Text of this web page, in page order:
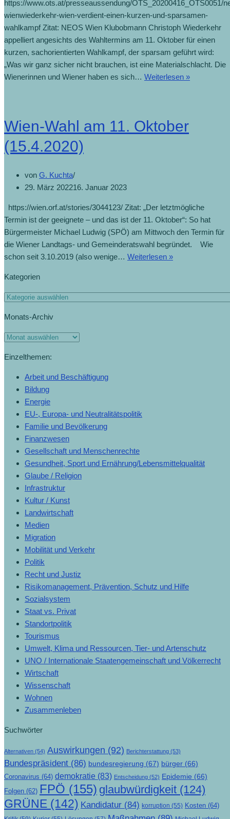
https://www.ots.at/presseaussendung/OTS_20200416_OTS0051/
wienwiederkehr-wien-verdient-einen-kurzen-und-sparsamen-
wahlkampf Zitat: NEOS Wien Klubobmann Christoph Wiederkehr
appelliert angesichts des Wahltermins am 11. Oktober für einen
kurzen, sachorientierten Wahlkampf, der sparsam geführt wird:
„Was wir ganz sicher nicht brauchen, ist eine Materialschlacht. Die
Wienerinnen und Wiener haben es sich… Weiterlesen »
Wien-Wahl am 11. Oktober
(15.4.2020)
von G. Kuchta
29. März 202216. Januar 2023
https://wien.orf.at/stories/3044123/ Zitat: „Der letztmögliche
Termin ist der geeignete – und das ist der 11. Oktober“: So hat
Bürgermeister Michael Ludwig (SPÖ) am Mittwoch den Termin für
die Wiener Landtags- und Gemeinderatswahl begründet. Wie
schon seit 3.10.2019 (also wenige… Weiterlesen »
Kategorien
Monats-Archiv
Einzelthemen:
Arbeit und Beschäftigung
Bildung
Energie
EU-, Europa- und Neutralitätspolitik
Familie und Bevölkerung
Finanzwesen
Gesellschaft und Menschenrechte
Gesundheit, Sport und Ernährung/Lebensmittelqualität
Glaube / Religion
Infrastruktur
Kultur / Kunst
Landwirtschaft
Medien
Migration
Mobilität und Verkehr
Politik
Recht und Justiz
Risikomanagement, Prävention, Schutz und Hilfe
Sozialsystem
Staat vs. Privat
Standortpolitik
Tourismus
Umwelt, Klima und Ressourcen, Tier- und Artenschutz
UNO / Internationale Staatengemeinschaft und Völkerrecht
Wirtschaft
Wissenschaft
Wohnen
Zusammenleben
Suchwörter
Alternativen (54) Auswirkungen (92) Berichterstattung (53)
Bundespräsident (86) bundesregierung (67) bürger (66)
Coronavirus (64) demokratie (83) Entscheidung (52) Epidemie (66)
Folgen (62) FPÖ (155) glaubwürdigkeit (124)
GRÜNE (142) Kandidatur (84) korruption (55) Kosten (64)